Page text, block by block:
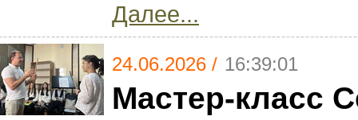
Далее...
24.06.2026 / 16:39:01
Мастер-класс